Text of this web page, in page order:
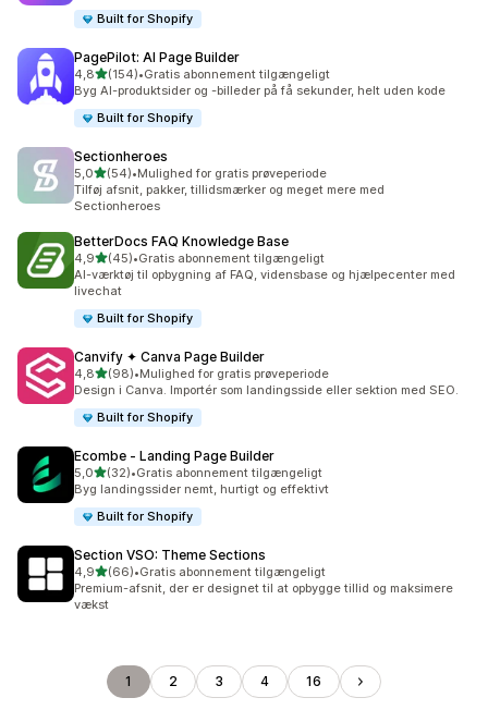
Built for Shopify
PagePilot: AI Page Builder
4,8ud af 5 stjerner
(154)
154 anmeldelser i alt
•Gratis abonnement tilgængeligt
Byg AI-produktsider og -billeder på få sekunder, helt uden kode
Built for Shopify
Sectionheroes
5,0ud af 5 stjerner
(54)
54 anmeldelser i alt
•Mulighed for gratis prøveperiode
Tilføj afsnit, pakker, tillidsmærker og meget mere med
Sectionheroes
BetterDocs FAQ Knowledge Base
4,9ud af 5 stjerner
(45)
45 anmeldelser i alt
•Gratis abonnement tilgængeligt
AI-værktøj til opbygning af FAQ, vidensbase og hjælpecenter med
livechat
Built for Shopify
Canvify ✦ Canva Page Builder
4,8ud af 5 stjerner
(98)
98 anmeldelser i alt
•Mulighed for gratis prøveperiode
Design i Canva. Importér som landingsside eller sektion med SEO.
Built for Shopify
Ecombe ‑ Landing Page Builder
5,0ud af 5 stjerner
(32)
32 anmeldelser i alt
•Gratis abonnement tilgængeligt
Byg landingssider nemt, hurtigt og effektivt
Built for Shopify
Section VSO: Theme Sections
4,9ud af 5 stjerner
(66)
66 anmeldelser i alt
•Gratis abonnement tilgængeligt
Premium-afsnit, der er designet til at opbygge tillid og maksimere
vækst
1 2 3 4 16